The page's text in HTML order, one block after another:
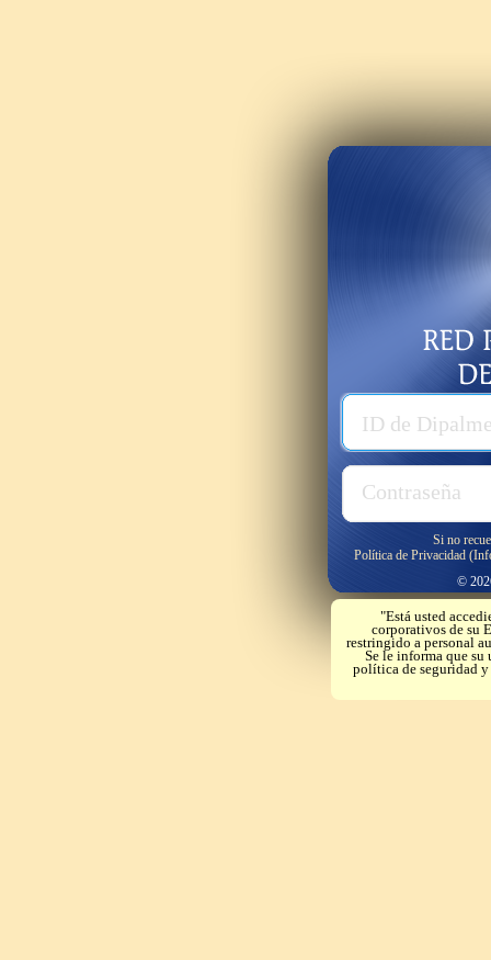
ID de
Contraseña
Usuario
Password
Si no
Política de Privacidad
©
"Está usted
corporativos de su
restringido a personal
Se le informa que su
política de seguridad y